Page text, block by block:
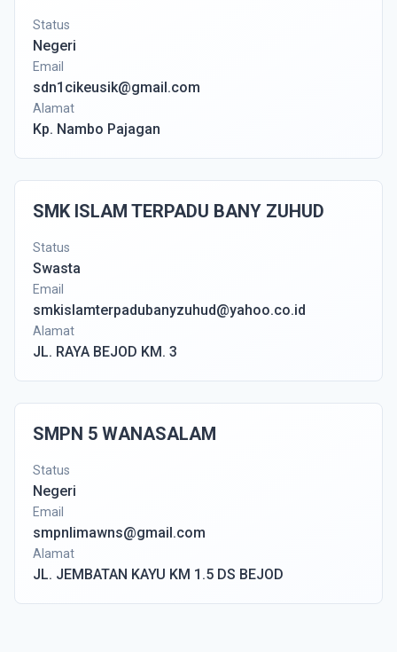
Status
Negeri
Email
sdn1cikeusik@gmail.com
Alamat
Kp. Nambo Pajagan
SMK ISLAM TERPADU BANY ZUHUD
Status
Swasta
Email
smkislamterpadubanyzuhud@yahoo.co.id
Alamat
JL. RAYA BEJOD KM. 3
SMPN 5 WANASALAM
Status
Negeri
Email
smpnlimawns@gmail.com
Alamat
JL. JEMBATAN KAYU KM 1.5 DS BEJOD